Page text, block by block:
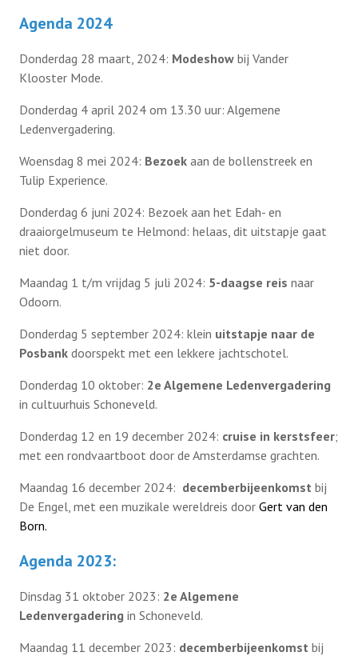
Agenda 2024
Donderdag 28 maart, 2024: Modeshow bij Vander
Klooster Mode.
Donderdag 4 april 2024 om 13.30 uur: Algemene
Ledenvergadering.
Woensdag 8 mei 2024: Bezoek aan de bollenstreek en
Tulip Experience.
Donderdag 6 juni 2024: Bezoek aan het Edah- en
draaiorgelmuseum te Helmond: helaas, dit uitstapje gaat
niet door.
Maandag 1 t/m vrijdag 5 juli 2024: 5-daagse reis naar
Odoorn.
Donderdag 5 september 2024: klein uitstapje naar de
Posbank doorspekt met een lekkere jachtschotel.
Donderdag 10 oktober: 2e Algemene Ledenvergadering
in cultuurhuis Schoneveld.
Donderdag 12 en 19 december 2024: cruise in kerstsfeer;
met een rondvaartboot door de Amsterdamse grachten.
Maandag 16 december 2024: decemberbijeenkomst bij
De Engel, met een muzikale wereldreis door Gert van den
Born.
Agenda 2023:
Dinsdag 31 oktober 2023: 2e Algemene
Ledenvergadering in Schoneveld.
Maandag 11 december 2023: decemberbijeenkomst bij